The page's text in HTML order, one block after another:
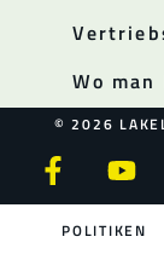
Wo
© 2026
POLITIKEN